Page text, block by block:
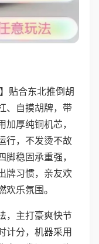
贴合东北推倒胡
、自摸胡牌，带
厚纯铜机芯，
行，不发烫不故
稳固承重强，
牌习惯，亲友欢
乐氛围。
，主打豪爽快节
计分，机器采用